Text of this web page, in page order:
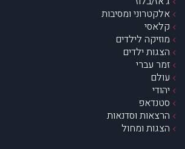
אלקטרוני ומסיבות
קלאסי
מוזיקה לילדים
הצגות ילדים
זמר עברי
עולם
יהודי
סטנדאפ
הרצאות וסדנאות
הצגות ומחול